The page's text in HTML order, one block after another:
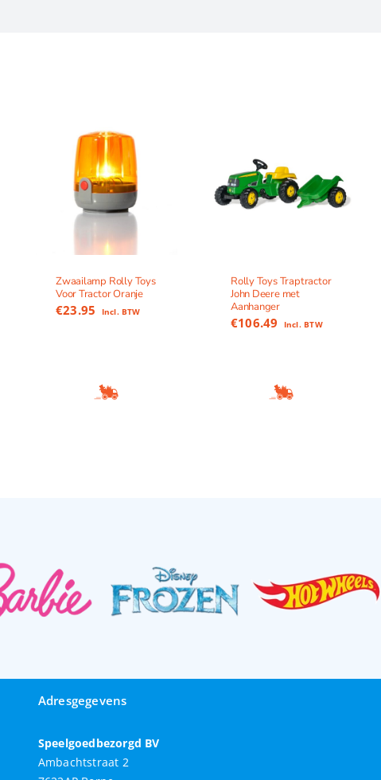
Zwaailamp Rolly Toys
Voor Tractor Oranje
€23.95 Incl. BTW
Rolly Toys Traptractor
John Deere met
Aanhanger
€106.49 Incl. BTW
Adresgegevens
Speelgoedbezorgd BV
Ambachtstraat 2